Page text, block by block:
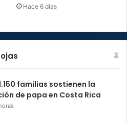
Hace 6 días
familias sostienen la
de papa en Costa Rica